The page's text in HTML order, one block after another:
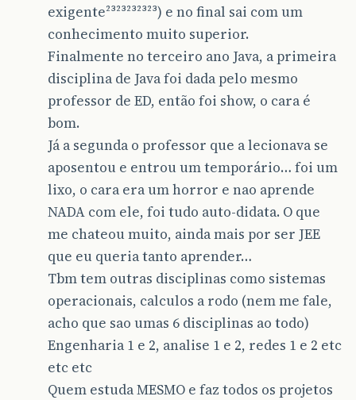
exigente²³²³²³²³²³) e no final sai com um
conhecimento muito superior.
Finalmente no terceiro ano Java, a primeira
disciplina de Java foi dada pelo mesmo
professor de ED, então foi show, o cara é
bom.
Já a segunda o professor que a lecionava se
aposentou e entrou um temporário… foi um
lixo, o cara era um horror e nao aprende
NADA com ele, foi tudo auto-didata. O que
me chateou muito, ainda mais por ser JEE
que eu queria tanto aprender…
Tbm tem outras disciplinas como sistemas
operacionais, calculos a rodo (nem me fale,
acho que sao umas 6 disciplinas ao todo)
Engenharia 1 e 2, analise 1 e 2, redes 1 e 2 etc
etc etc
Quem estuda MESMO e faz todos os projetos